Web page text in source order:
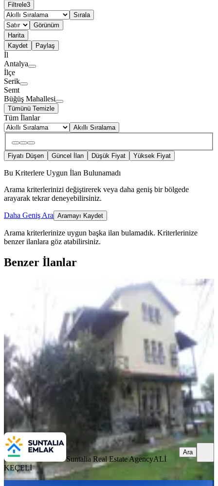
Filtrele3
Sırala
Görünüm
Harita
Kaydet
Paylaş
İl
Antalya
İlçe
Serik
Semt
Büğüş Mahallesi
Tümünü Temizle
Tüm İlanlar
Akıllı Sıralama
Fiyatı Düşen Güncel İlan Düşük Fiyat Yüksek Fiyat
Bu Kriterlere Uygun İlan Bulunamadı
Arama kriterlerinizi değiştirerek veya daha geniş bir bölgede
arayarak tekrar deneyebilirsiniz.
Daha Geniş Ara Aramayı Kaydet
Arama kriterlerinize uygun başka ilan bulamadık. Kriterlerinize
benzer ilanlara göz atabilirsiniz.
Benzer İlanlar
Serik Kadriyede Siteiçi 3+1 225m2
Havuzlu Güvenlikli Kiralık
Serik, Kadriye Mahallesi
3+1·225 m²·
35.000 ₺
Suntalia Real Estate Agency ALİ KEÇELİ
Suntalia Real Estate AgencyALİ
KEÇELİ
Ara